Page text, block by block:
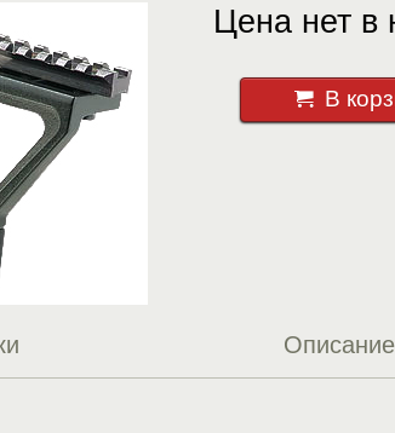
Цена нет в
В
Описание